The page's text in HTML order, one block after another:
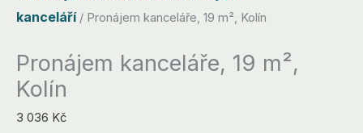
kanceláří / Pronájem kanceláře, 19 m², Kolín
Pronájem kanceláře, 19 m²,
Kolín
3 036 Kč